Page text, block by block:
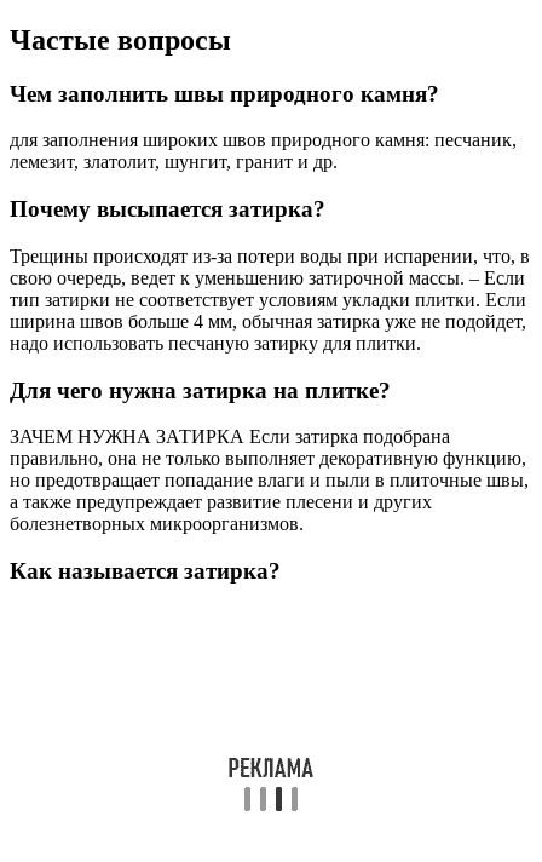
Частые вопросы
Чем заполнить швы природного камня?
для заполнения широких швов природного камня: песчаник,
лемезит, златолит, шунгит, гранит и др.
Почему высыпается затирка?
Трещины происходят из-за потери воды при испарении, что, в
свою очередь, ведет к уменьшению затирочной массы. – Если
тип затирки не соответствует условиям укладки плитки. Если
ширина швов больше 4 мм, обычная затирка уже не подойдет,
надо использовать песчаную затирку для плитки.
Для чего нужна затирка на плитке?
ЗАЧЕМ НУЖНА ЗАТИРКА Если затирка подобрана
правильно, она не только выполняет декоративную функцию,
но предотвращает попадание влаги и пыли в плиточные швы,
а также предупреждает развитие плесени и других
болезнетворных микроорганизмов.
Как называется затирка?